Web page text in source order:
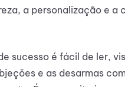
a personalização e
sucesso é fácil de ler,
e as desarmas